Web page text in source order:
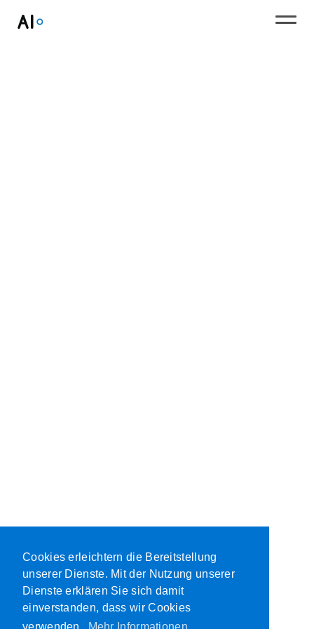
Cookies erleichtern die Bereitstellung
unserer Dienste. Mit der Nutzung unserer
Dienste erklären Sie sich damit
einverstanden, dass wir Cookies